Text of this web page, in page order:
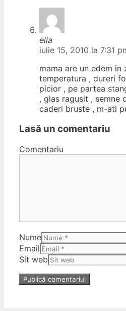
ella
iulie 15, 2010 la 7:31
mama are un edem in
temperatura , dureri
picior , pe partea
, glas ragusit , semne
caderi bruste , m-ati
Lasă un comentariu
Comentariu
Nume
Email
Sit web